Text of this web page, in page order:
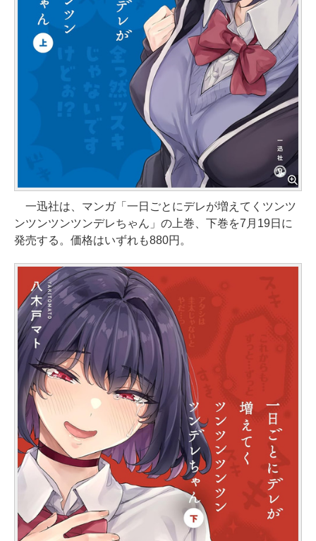
一迅社は、マンガ「一日ごとにデレが増えてくツンツ
ンツンツンツンデレちゃん」の上巻、下巻を7月19日に
発売する。価格はいずれも880円。